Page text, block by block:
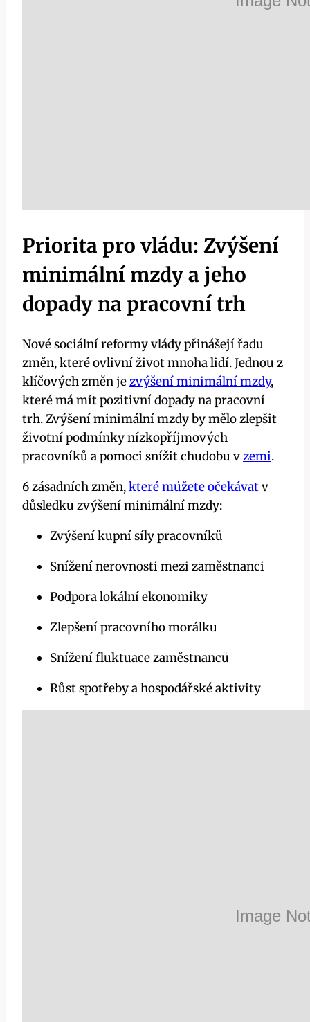
Priorita pro vládu: Zvýšení
minimální mzdy a jeho
dopady na pracovní trh
Nové sociální reformy vlády přinášejí řadu
změn, které ovlivní život mnoha lidí. Jednou z
klíčových změn jezvýšení minimální mzdy,
které má mít pozitivní dopady na pracovní
trh. Zvýšení minimální mzdy by mělo zlepšit
životní podmínky nízkopříjmových
pracovníků a pomoci snížit chudobu vzemi.
6 zásadních změn,které můžete očekávatv
důsledku zvýšení minimální mzdy:
Zvýšení kupní síly pracovníků
Snížení nerovnosti mezi zaměstnanci
Podpora lokální ekonomiky
Zlepšení pracovního morálku
Snížení fluktuace zaměstnanců
Růst spotřeby a hospodářské aktivity